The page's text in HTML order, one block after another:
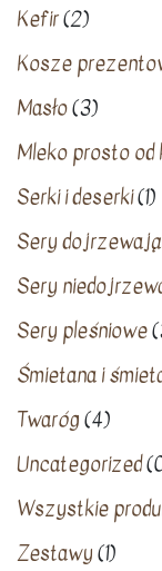
Kefir(2)
Kosze
Masło(3)
Mleko prosto od
Serki i deserki(1)
Sery
Sery
Sery pleśniowe
Śmietana i
Twaróg(4)
Uncategorized
Wszystkie
Zestawy(1)